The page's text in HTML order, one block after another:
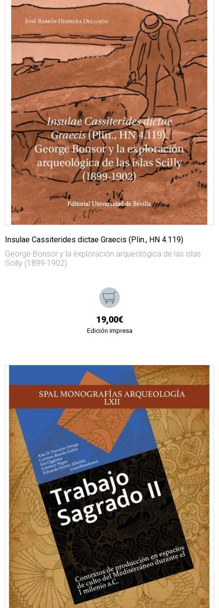
Insulae Cassiterides dictae Graecis (Plin., HN 4.119)
George Bonsor y la exploración arqueológica de las islas
Scilly (1899-1902)
19,00€
Edición impresa